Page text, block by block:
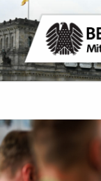
Zum
Inhalt
springen
MITGLIED DES